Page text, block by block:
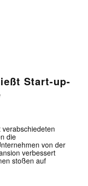
Start-up-
die
von der
verbessert
stoßen auf